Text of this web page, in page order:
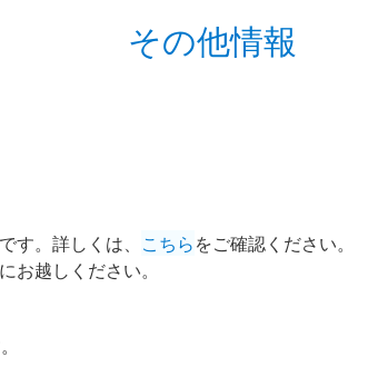
その他情報
す。詳しくは、 こちらをご確認ください。
お越しください。